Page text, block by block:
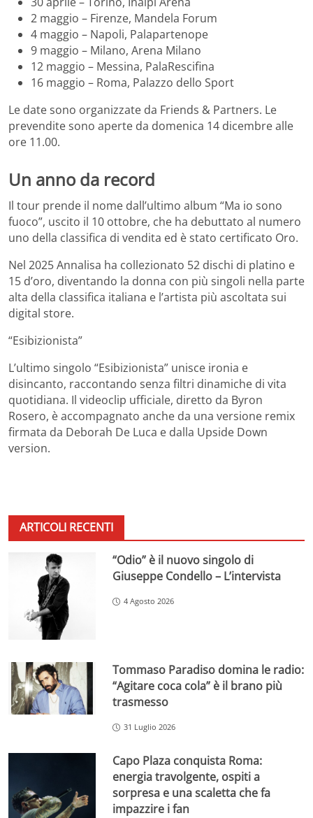
2 maggio – Firenze, Mandela Forum
4 maggio – Napoli, Palapartenope
9 maggio – Milano, Arena Milano
12 maggio – Messina, PalaRescifina
16 maggio – Roma, Palazzo dello Sport
Le date sono organizzate da Friends & Partners. Le
prevendite sono aperte da domenica 14 dicembre alle
ore 11.00.
Un anno da record
Il tour prende il nome dall’ultimo album “Ma io sono
fuoco”, uscito il 10 ottobre, che ha debuttato al numero
uno della classifica di vendita ed è stato certificato Oro.
Nel 2025 Annalisa ha collezionato 52 dischi di platino e
15 d’oro, diventando la donna con più singoli nella parte
alta della classifica italiana e l’artista più ascoltata sui
digital store.
“Esibizionista”
L’ultimo singolo “Esibizionista” unisce ironia e
disincanto, raccontando senza filtri dinamiche di vita
quotidiana. Il videoclip ufficiale, diretto da Byron
Rosero, è accompagnato anche da una versione remix
firmata da Deborah De Luca e dalla Upside Down
version.
ARTICOLI RECENTI
“Odio” è il nuovo singolo di
Giuseppe Condello – L’intervista
4 Agosto 2026
Tommaso Paradiso domina le radio:
“Agitare coca cola” è il brano più
trasmesso
31 Luglio 2026
Capo Plaza conquista Roma:
energia travolgente, ospiti a
sorpresa e una scaletta che fa
impazzire i fan